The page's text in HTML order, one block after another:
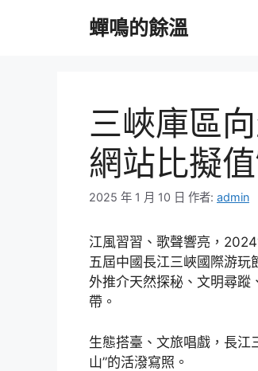
蟬鳴的餘溫
三峽庫區
網站比擬
2025 年 1 月 10 日 作者: admin
江風習習、歌聲響亮，
五屆中國長江三峽國際游玩
外推介天然探秘、文明尋蹤
帶。
生態搭臺、文旅唱戲，長江
山”的活潑寫照。